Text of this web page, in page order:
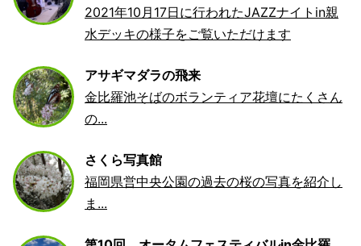
2021年10月17日に行われたJAZZナイトin親
水デッキの様子をご覧いただけます
アサギマダラの飛来
金比羅池そばのボランティア花壇にたくさん
の...
さくら写真館
福岡県営中央公園の過去の桜の写真を紹介し
ま...